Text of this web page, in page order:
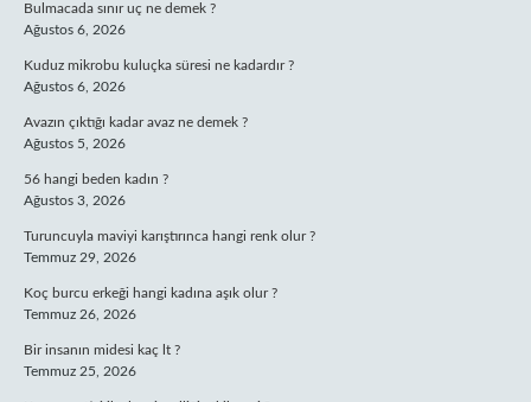
Bulmacada sınır uç ne demek ?
Ağustos 6, 2026
Kuduz mikrobu kuluçka süresi ne kadardır ?
Ağustos 6, 2026
Avazın çıktığı kadar avaz ne demek ?
Ağustos 5, 2026
56 hangi beden kadın ?
Ağustos 3, 2026
Turuncuyla maviyi karıştırınca hangi renk olur ?
Temmuz 29, 2026
Koç burcu erkeği hangi kadına aşık olur ?
Temmuz 26, 2026
Bir insanın midesi kaç lt ?
Temmuz 25, 2026